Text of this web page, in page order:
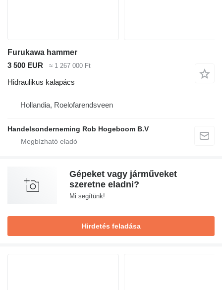
Furukawa hammer
3 500 EUR
≈ 1 267 000 Ft
Hidraulikus kalapács
Hollandia, Roelofarendsveen
Handelsonderneming Rob Hogeboom B.V
Gépeket vagy járműveket
szeretne eladni?
Mi segítünk!
Hirdetés feladása